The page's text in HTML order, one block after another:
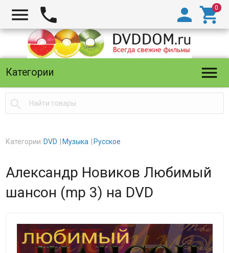
  

Категории 

Категории: DVD Музыка Русское
Александр Новиков Любимый
шансон (mp 3) на DVD